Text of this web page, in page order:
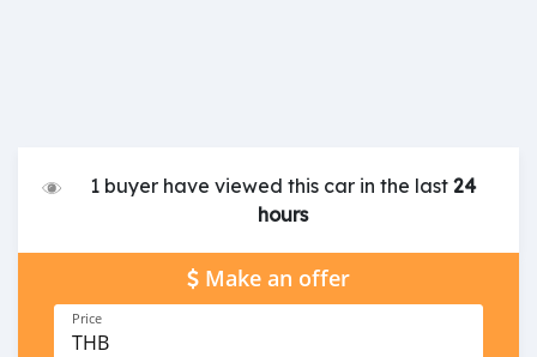
1 buyer have viewed this car in the last24
hours
Make an offer
Price
THB